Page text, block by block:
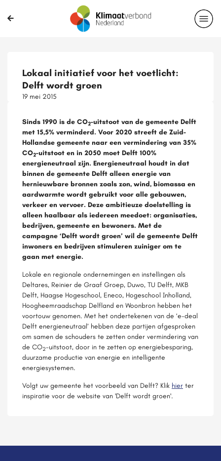
Lokaal initiatief voor het voetlicht:
Delft wordt groen
19 mei 2015
Sinds 1990 is de CO2-uitstoot van de gemeente Delft
met 15,5% verminderd. Voor 2020 streeft de Zuid-
Hollandse gemeente naar een vermindering van 35%
CO2-uitstoot en in 2050 moet Delft 100%
energieneutraal zijn. Energieneutraal houdt in dat
binnen de gemeente Delft alleen energie van
hernieuwbare bronnen zoals zon, wind, biomassa en
aardwarmte wordt gebruikt voor alle gebouwen,
verkeer en vervoer. Deze ambitieuze doelstelling is
alleen haalbaar als iedereen meedoet: organisaties,
bedrijven, gemeente en bewoners. Met de
campagne ‘Delft wordt groen’ wil de gemeente Delft
inwoners en bedrijven stimuleren zuiniger om te
gaan met energie.
Lokale en regionale ondernemingen en instellingen als
Deltares, Reinier de Graaf Groep, Duwo, TU Delft, MKB
Delft, Haagse Hogeschool, Eneco, Hogeschool Inholland,
Hoogheemraadschap Delfland en Woonbron hebben het
voortouw genomen. Met het ondertekenen van de ‘e-deal
Delft energieneutraal’ hebben deze partijen afgesproken
om samen de schouders te zetten onder vermindering van
de CO2-uitstoot, door in te zetten op energiebesparing,
duurzame productie van energie en intelligente
energiesystemen.
Volgt uw gemeente het voorbeeld van Delft? Klik hier ter
inspiratie voor de website van 'Delft wordt groen'.